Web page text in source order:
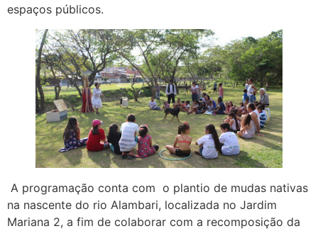
espaços públicos.
A programação conta com o plantio de mudas nativas
na nascente do rio Alambari, localizada no Jardim
Mariana 2, a fim de colaborar com a recomposição da